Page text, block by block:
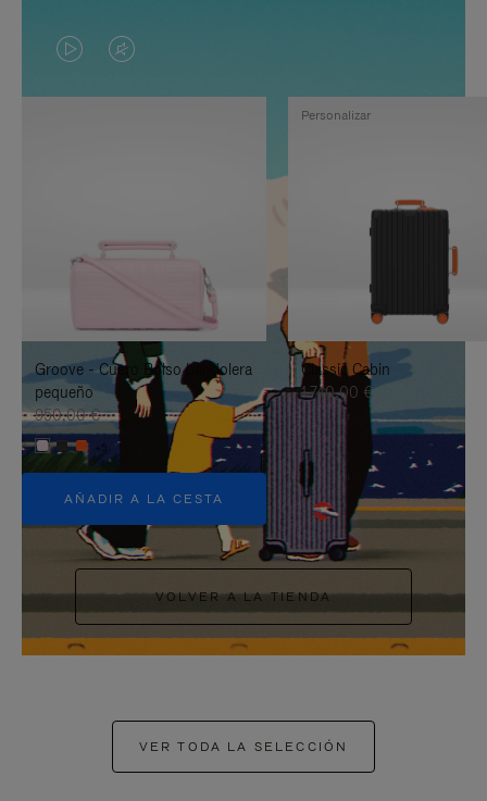
EL
VÍDEO
PULSE
PAUSARLO.
EL
SONIDO
DESACTIVADO:
PULSE
PARA
ACTIVARLO.
Groove - Cuero Bolso bandolera
pequeño
950,00 €
+5
AÑADIR A LA CESTA
Classic Cabin
1.740,00 €
Personalizar
VOLVER A LA TIENDA
VER TODA LA SELECCIÓN